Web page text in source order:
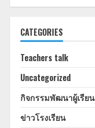
CATEGORIES
Teachers talk
Uncategorized
กิจกรรมพัฒนาผู้เรียน
ข่าวโรงเรียน